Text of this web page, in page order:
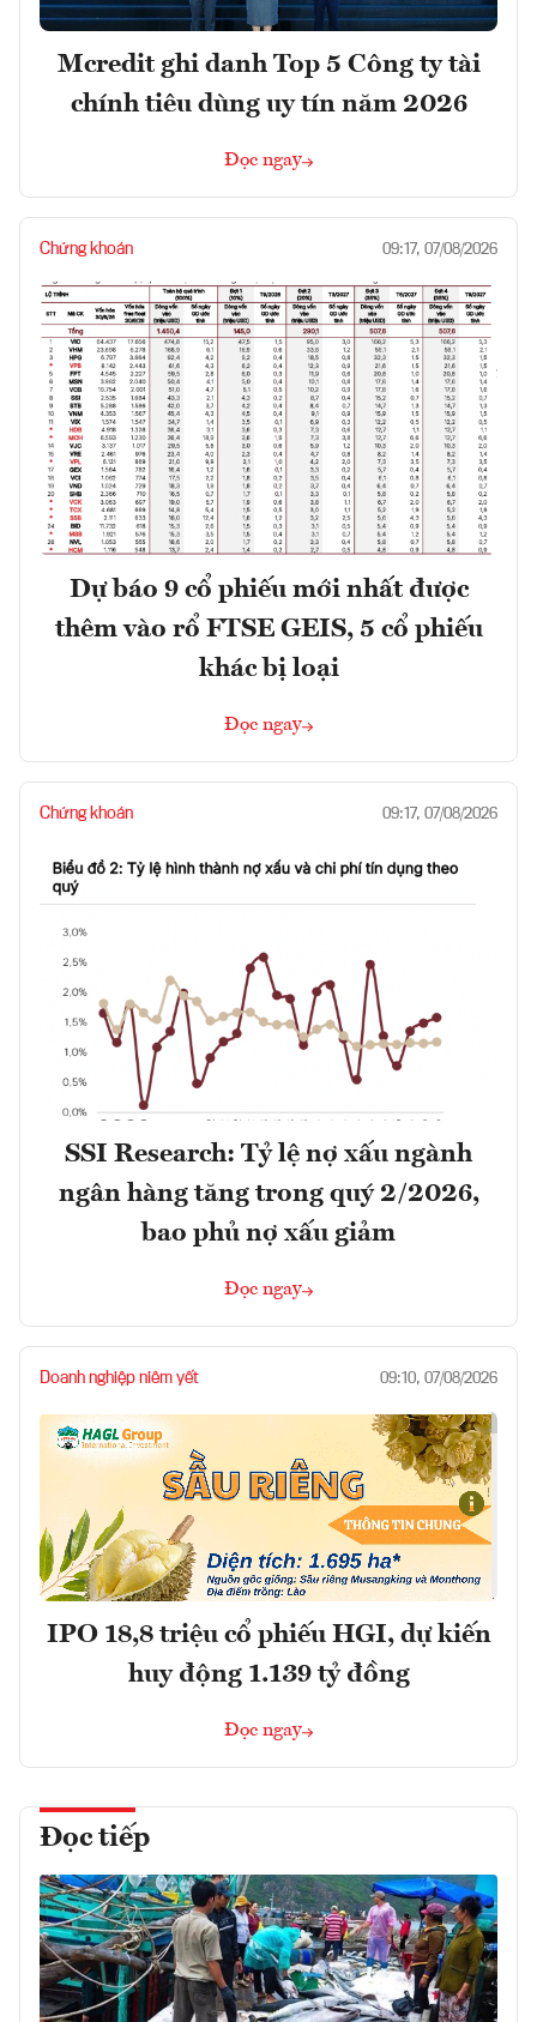
Mcredit ghi danh Top 5 Công ty tài
chính tiêu dùng uy tín năm 2026
Đọc ngay
Chứng khoán 09:17, 07/08/2026
Dự báo 9 cổ phiếu mới nhất được
thêm vào rổ FTSE GEIS, 5 cổ phiếu
khác bị loại
Đọc ngay
Chứng khoán 09:17, 07/08/2026
SSI Research: Tỷ lệ nợ xấu ngành
ngân hàng tăng trong quý 2/2026,
bao phủ nợ xấu giảm
Đọc ngay
Doanh nghiệp niêm yết 09:10, 07/08/2026
IPO 18,8 triệu cổ phiếu HGI, dự kiến
huy động 1.139 tỷ đồng
Đọc ngay
Đọc tiếp